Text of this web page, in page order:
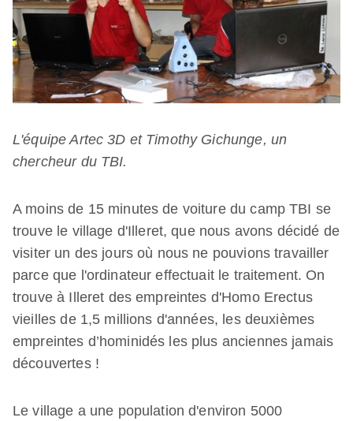
L'équipe Artec 3D et Timothy Gichunge, un
chercheur du TBI.
A moins de 15 minutes de voiture du camp TBI se
trouve le village d'Illeret, que nous avons décidé de
visiter un des jours où nous ne pouvions travailler
parce que l'ordinateur effectuait le traitement. On
trouve à Illeret des empreintes d'Homo Erectus
vieilles de 1,5 millions d'années, les deuxièmes
empreintes d’hominidés les plus anciennes jamais
découvertes !
Le village a une population d'environ 5000